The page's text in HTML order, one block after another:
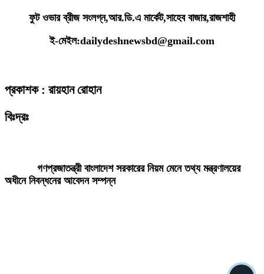
ফুট ওভার ব্রীজ সংলগ্ন,আর.ডি.এ মার্কেট,সাহেব বাজার,রাজশাহী
ই-মেইল:dailydeshnewsbd@gmail.com
প্রকাশক : রায়হান রোহান
বিঃদ্রঃ
গণপ্রজাতন্ত্রী বাংলাদেশ সরকারের নিয়ম মেনে তথ্য মন্ত্রণালয়ের
অধীনে নিবন্ধনের আবেদন সম্পন্ন